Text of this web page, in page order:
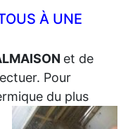
À UNE
et de
Pour
du plus